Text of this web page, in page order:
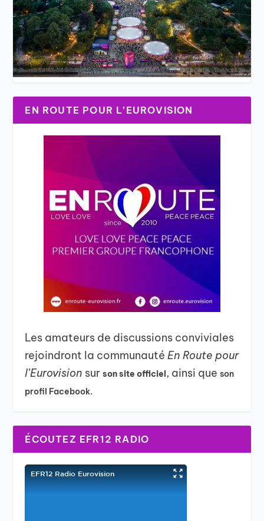
EN ROUTE POUR L’EUROVISION
Les amateurs de discussions conviviales
rejoindront la communautéEn Route pour
l’Eurovision surson site officiel, ainsi queson
profil Facebook.
ÉCOUTEZ EFR12 RADIO